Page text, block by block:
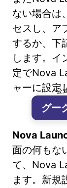
ない場合は
セスし、ア
するか、下
します。イ
定でNova
ャーに設定
公
グー
Nova
面の何もな
て、Nova
ます。新規